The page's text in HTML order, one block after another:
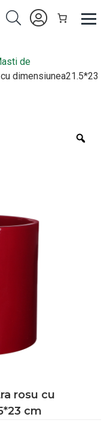
de
dimensiunea21.5*23
rosu cu
cm